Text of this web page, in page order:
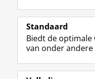
Volg de
Studiekiezers
Standaard
Biedt de
van onder andere